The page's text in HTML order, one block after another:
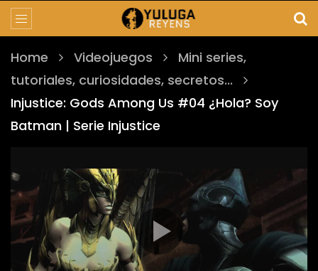
Home Videojuegos
Mini series,
tutoriales, curiosidades, secretos...
Injustice: Gods Among Us #04 ¿Hola? Soy
Batman | Serie Injustice